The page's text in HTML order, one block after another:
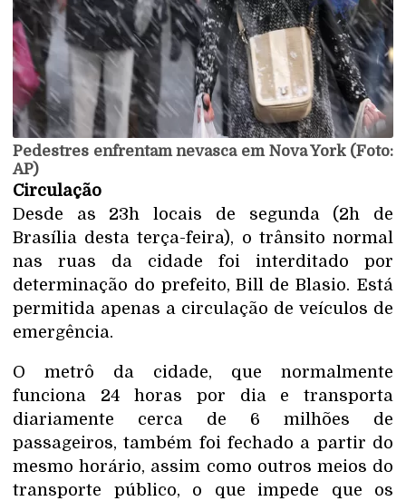
Pedestres enfrentam nevasca em Nova York (Foto:
AP)
Circulação
Desde as 23h locais de segunda (2h de
Brasília desta terça-feira), o trânsito normal
nas ruas da cidade foi interditado por
determinação do prefeito, Bill de Blasio. Está
permitida apenas a circulação de veículos de
emergência.
O metrô da cidade, que normalmente
funciona 24 horas por dia e transporta
diariamente cerca de 6 milhões de
passageiros, também foi fechado a partir do
mesmo horário, assim como outros meios do
transporte público, o que impede que os